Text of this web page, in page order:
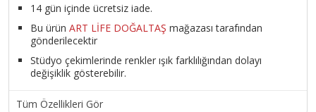
14 gün içinde ücretsiz iade.
Bu ürün ART LİFE DOĞALTAŞ mağazası tarafından
gönderilecektir
Stüdyo çekimlerinde renkler ışık farklılığından dolayı
değişiklik gösterebilir.
Tüm Özellikleri Gör